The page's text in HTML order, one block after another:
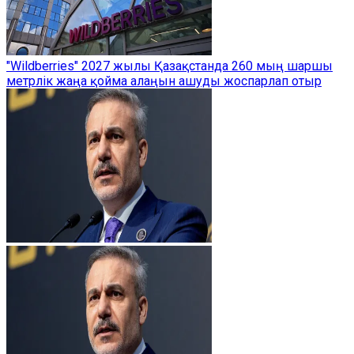
"Wildberries" 2027 жылы Қазақстанда 260 мың шаршы
метрлік жаңа қойма алаңын ашуды жоспарлап отыр